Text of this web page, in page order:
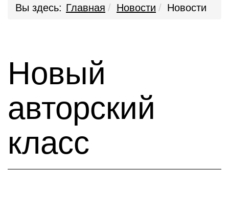
Вы здесь: Главная Новости Новости
Новый
авторский
класс